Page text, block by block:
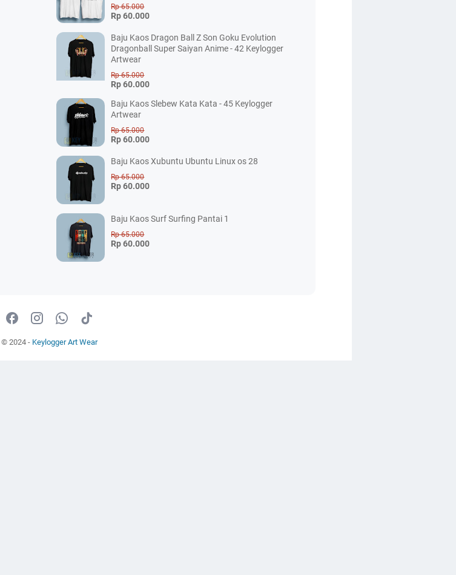
Rp 65.000
Rp 60.000
Baju Kaos Dragon Ball Z Son Goku Evolution
Dragonball Super Saiyan Anime - 42 Keylogger
Artwear
Rp 65.000
Rp 60.000
Baju Kaos Slebew Kata Kata - 45 Keylogger
Artwear
Rp 65.000
Rp 60.000
Baju Kaos Xubuntu Ubuntu Linux os 28
Rp 65.000
Rp 60.000
Baju Kaos Surf Surfing Pantai 1
Rp 65.000
Rp 60.000
© 2024 - Keylogger Art Wear